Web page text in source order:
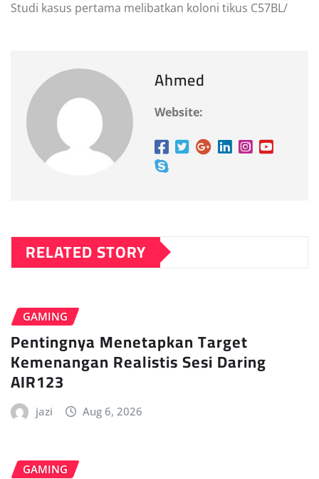
Studi kasus pertama melibatkan koloni tikus C57BL/
Ahmed
Website:
RELATED STORY
GAMING
Pentingnya Menetapkan Target
Kemenangan Realistis Sesi Daring
AIR123
jazi Aug 6, 2026
GAMING